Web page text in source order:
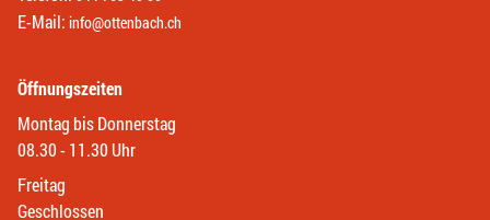
E-Mail: info@ottenbach.ch
Öffnungszeiten
Montag bis Donnerstag
08.30 - 11.30 Uhr
Freitag
Geschlossen